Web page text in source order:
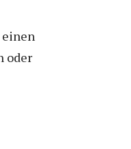
einen
oder